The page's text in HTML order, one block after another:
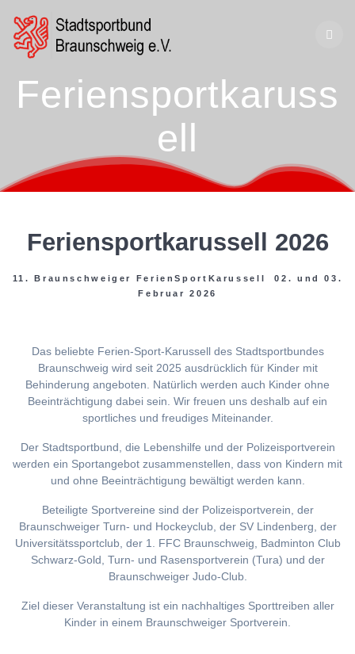
Feriensportkaruss
ell
Feriensportkarussell 2026
11. Braunschweiger FerienSportKarussell 02. und 03.
Februar 2026
Das beliebte Ferien-Sport-Karussell des Stadtsportbundes
Braunschweig wird seit 2025 ausdrücklich für Kinder mit
Behinderung angeboten. Natürlich werden auch Kinder ohne
Beeinträchtigung dabei sein. Wir freuen uns deshalb auf ein
sportliches und freudiges Miteinander.
Der Stadtsportbund, die Lebenshilfe und der Polizeisportverein
werden ein Sportangebot zusammenstellen, dass von Kindern mit
und ohne Beeinträchtigung bewältigt werden kann.
Beteiligte Sportvereine sind der Polizeisportverein, der
Braunschweiger Turn- und Hockeyclub, der SV Lindenberg, der
Universitätssportclub, der 1. FFC Braunschweig, Badminton Club
Schwarz-Gold, Turn- und Rasensportverein (Tura) und der
Braunschweiger Judo-Club.
Ziel dieser Veranstaltung ist ein nachhaltiges Sporttreiben aller
Kinder in einem Braunschweiger Sportverein.